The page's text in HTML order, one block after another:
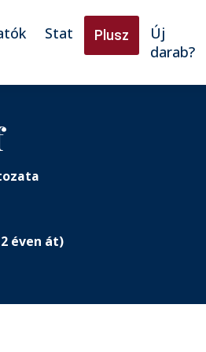
Stat Plusz
Új
darab?
éven át)